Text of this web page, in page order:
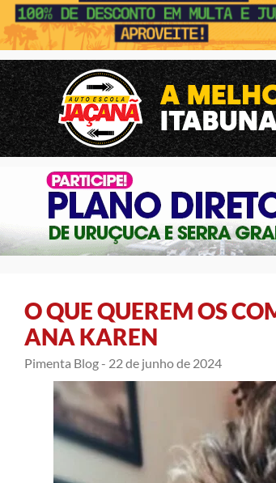
O QUE QUEREM OS
ANA KAREN
Pimenta Blog - 22 de junho de 2024